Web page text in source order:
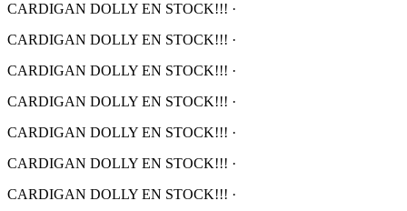
CARDIGAN DOLLY EN STOCK!!! ·
CARDIGAN DOLLY EN STOCK!!! ·
CARDIGAN DOLLY EN STOCK!!! ·
CARDIGAN DOLLY EN STOCK!!! ·
CARDIGAN DOLLY EN STOCK!!! ·
CARDIGAN DOLLY EN STOCK!!! ·
CARDIGAN DOLLY EN STOCK!!! ·